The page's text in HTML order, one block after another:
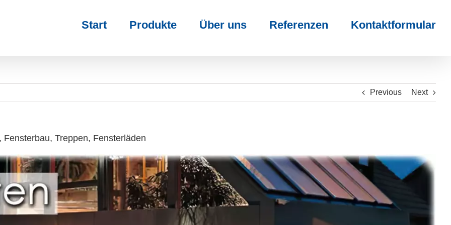
Start Produkte Über uns Referenzen Kontaktformular
Previous Next
Treppen, Fensterläden